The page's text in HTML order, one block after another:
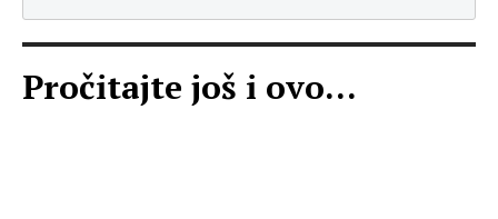
Pročitajte još i ovo...